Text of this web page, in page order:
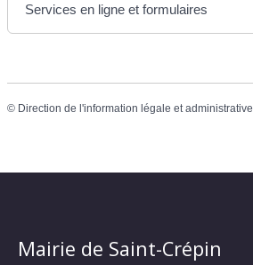
Services en ligne et formulaires
© Direction de l'information légale et administrative
Mairie de Saint-Crépin